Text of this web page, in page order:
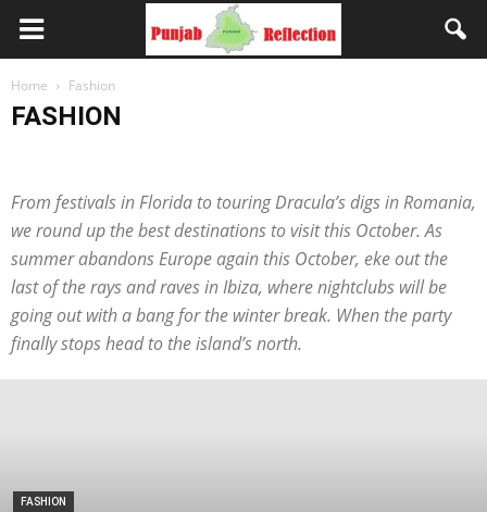
Home Fashion
FASHION
Music
NEWS Other Photography Punjab Punjab
Sport
World
आज का ज्ञान करेंट अफेयर्स
वृंदावन के आचार्य जी से जाने आज का राशि फल
शानदार वार्षिक पुरस्कार समारोह
From festivals in Florida to touring Dracula’s digs in Romania,
we round up the best destinations to visit this October. As
summer abandons Europe again this October, eke out the
last of the rays and raves in Ibiza, where nightclubs will be
going out with a bang for the winter break. When the party
finally stops head to the island’s north.
FASHION